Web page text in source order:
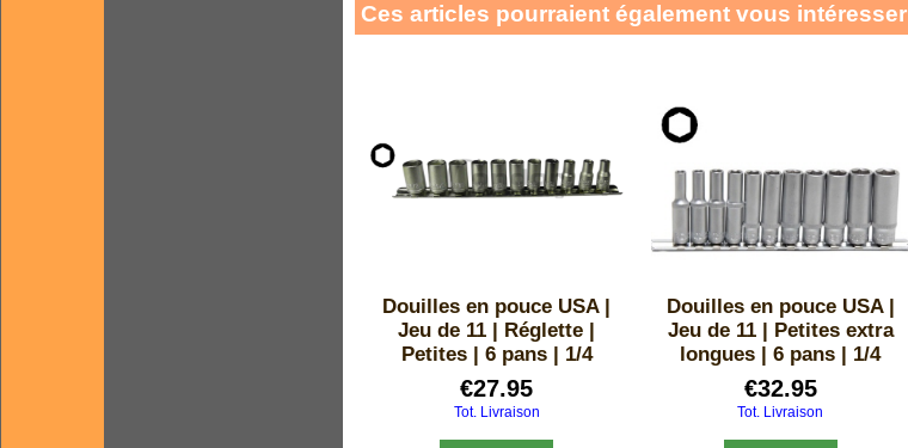
Ces articles pourraient également vous intéresser
Douilles en pouce USA |
Jeu de 11 | Réglette |
Petites | 6 pans | 1/4
€27.95
Tot. Livraison
Douilles en pouce USA |
Jeu de 11 | Petites extra
longues | 6 pans | 1/4
€32.95
Tot. Livraison